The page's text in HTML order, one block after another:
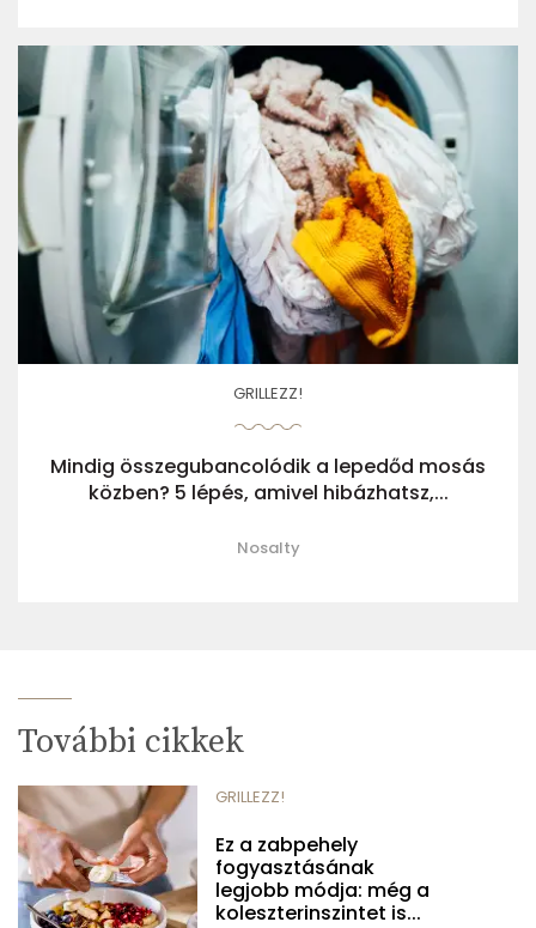
GRILLEZZ!
Mindig összegubancolódik a lepedőd mosás
közben? 5 lépés, amivel hibázhatsz,...
Nosalty
További cikkek
GRILLEZZ!
Ez a zabpehely
fogyasztásának
legjobb módja: még a
koleszterinszintet is...